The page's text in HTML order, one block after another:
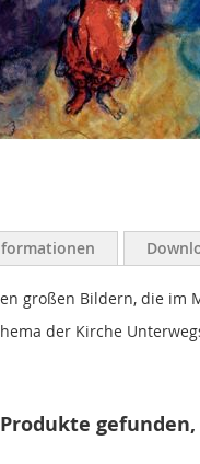
großen Bildern, die im
der Kirche